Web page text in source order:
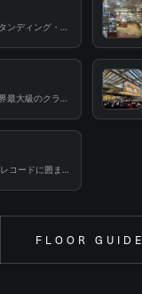
FLOOR GUIDE